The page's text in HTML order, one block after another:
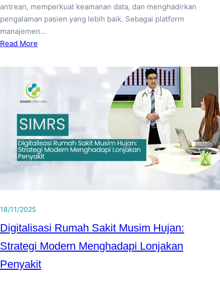
antrean, memperkuat keamanan data, dan menghadirkan
pengalaman pasien yang lebih baik. Sebagai platform
manajemen…
Read More
18/11/2025
Digitalisasi Rumah Sakit Musim Hujan:
Strategi Modern Menghadapi Lonjakan
Penyakit